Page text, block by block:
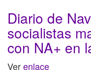
Diario de
socialistas
con NA+ en
Verenlace